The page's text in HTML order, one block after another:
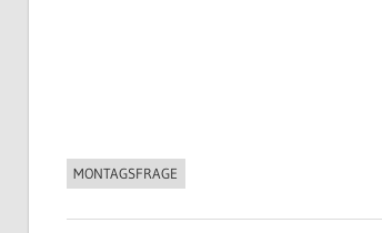
BUCHIGES
MONTAGSFRAGE